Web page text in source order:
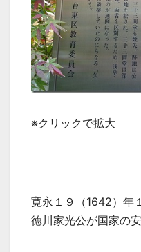
※クリックで拡大
寛永１９（1642）年
徳川家光公が国家の